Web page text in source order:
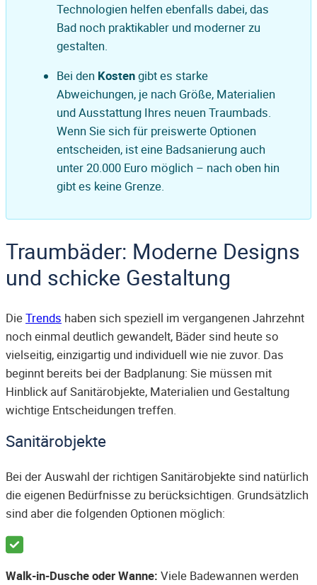
Technologien helfen ebenfalls dabei, das
Bad noch praktikabler und moderner zu
gestalten.
Bei den Kostengibt es starke
Abweichungen, je nach Größe, Materialien
und Ausstattung Ihres neuen Traumbads.
Wenn Sie sich für preiswerte Optionen
entscheiden, ist eine Badsanierung auch
unter 20.000 Euro möglich – nach oben hin
gibt es keine Grenze.
Traumbäder: Moderne Designs
und schicke Gestaltung
DieTrends haben sich speziell im vergangenen Jahrzehnt
noch einmal deutlich gewandelt, Bäder sind heute so
vielseitig, einzigartig und individuell wie nie zuvor. Das
beginnt bereits bei der Badplanung: Sie müssen mit
Hinblick auf Sanitärobjekte, Materialien und Gestaltung
wichtige Entscheidungen treffen.
Sanitärobjekte
Bei der Auswahl der richtigen Sanitärobjekte sind natürlich
die eigenen Bedürfnisse zu berücksichtigen. Grundsätzlich
sind aber die folgenden Optionen möglich:
Walk-in-Dusche oder Wanne: Viele Badewannen werden